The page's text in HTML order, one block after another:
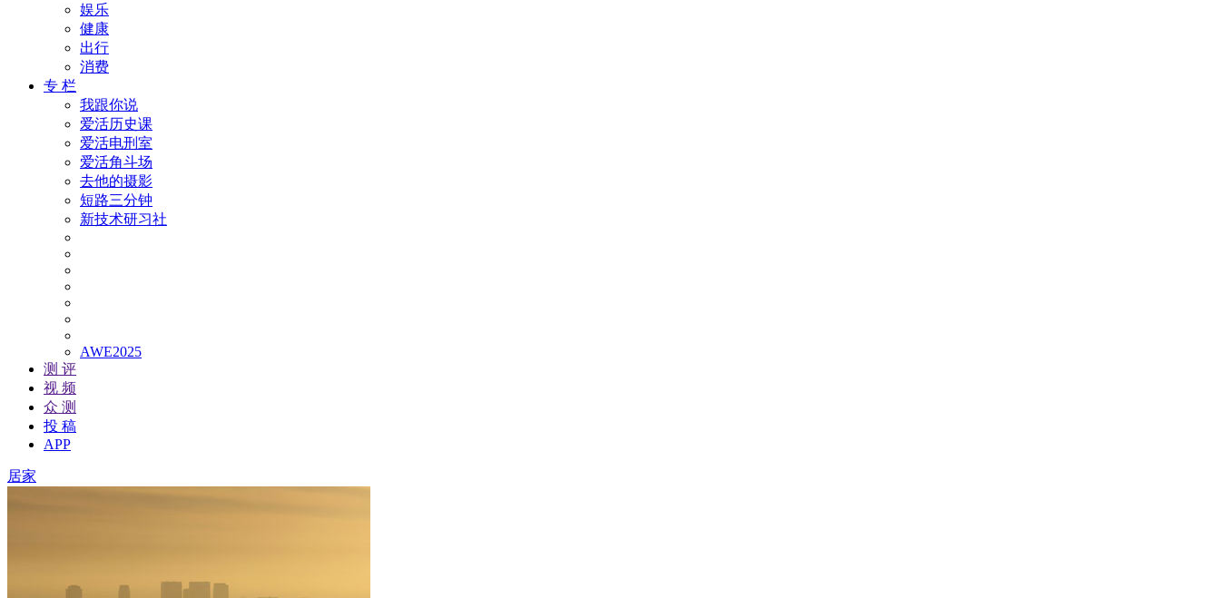
娱乐
健康
出行
消费
专 栏
我跟你说
爱活历史课
爱活电刑室
爱活角斗场
去他的摄影
短路三分钟
新技术研习社
AWE2025
测 评
视 频
众 测
投 稿
APP
居家